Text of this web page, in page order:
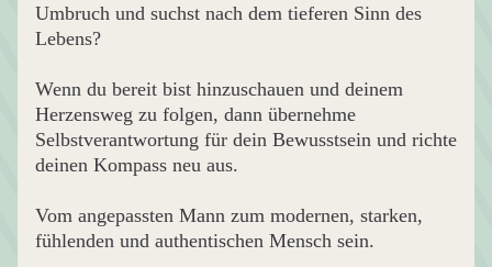
Umbruch und suchst nach dem tieferen Sinn des
Lebens?
Wenn du bereit bist hinzuschauen und deinem
Herzensweg zu folgen, dann übernehme
Selbstverantwortung für dein Bewusstsein und richte
deinen Kompass neu aus.
Vom angepassten Mann zum modernen, starken,
fühlenden und authentischen Mensch sein.